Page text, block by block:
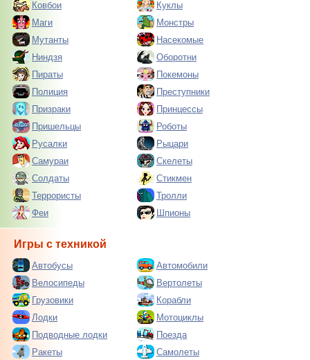
Ковбои
Куклы
Маги
Монстры
Мутанты
Насекомые
Ниндзя
Оборотни
Пираты
Покемоны
Полиция
Преступники
Призраки
Принцессы
Пришельцы
Роботы
Русалки
Рыцари
Самураи
Скелеты
Солдаты
Стикмен
Террористы
Тролли
Феи
Шпионы
Игры с техникой
Автобусы
Автомобили
Велосипеды
Вертолеты
Грузовики
Корабли
Лодки
Мотоциклы
Подводные лодки
Поезда
Ракеты
Самолеты